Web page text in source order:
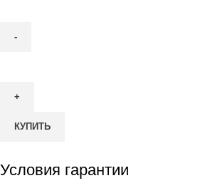
Септик
МАЛАХИТ
12
КУПИТЬ
Условия гарантии